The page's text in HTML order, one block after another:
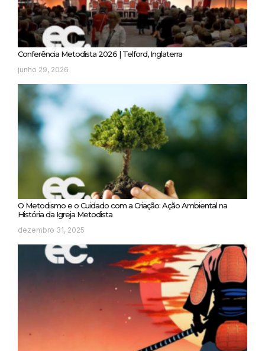
Conferência Metodista 2026 | Telford, Inglaterra
junho 29, 2026
O Metodismo e o Cuidado com a Criação: Ação Ambiental na
História da Igreja Metodista
dezembro 31, 2025